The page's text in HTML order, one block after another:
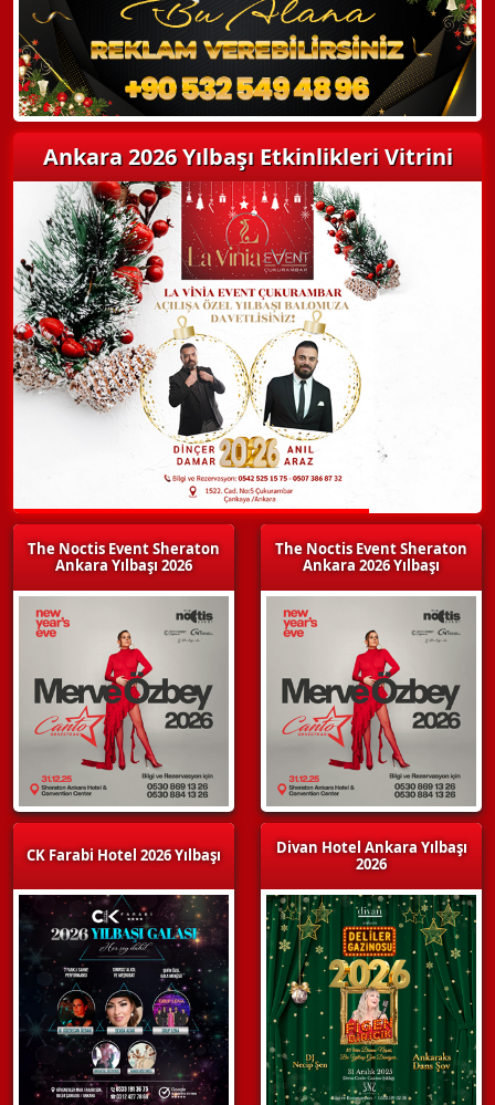
Detaylı Bilgi Alın
Ankara 2026 Yılbaşı Etkinlikleri Vitrini
The Noctis Event Sheraton
Ankara Yılbaşı 2026
CK Farabi Hotel 2026 Yılbaşı
The Noctis Event Sheraton
Ankara 2026 Yılbaşı
Divan Hotel Ankara Yılbaşı
2026